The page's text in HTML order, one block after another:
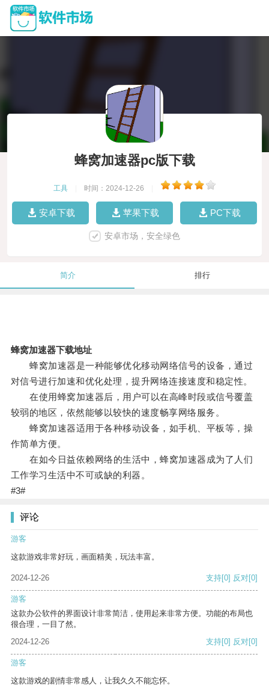
蜂窝加速器pc版下载
工具 时间：2024-12-26
安卓下载 苹果下载 PC下载
安卓市场，安全绿色
简介 排行
蜂窝加速器下载地址
蜂窝加速器是一种能够优化移动网络信号的设备，通过
对信号进行加速和优化处理，提升网络连接速度和稳定性。
在使用蜂窝加速器后，用户可以在高峰时段或信号覆盖
较弱的地区，依然能够以较快的速度畅享网络服务。
蜂窝加速器适用于各种移动设备，如手机、平板等，操
作简单方便。
在如今日益依赖网络的生活中，蜂窝加速器成为了人们
工作学习生活中不可或缺的利器。
#3#
评论
游客
这款游戏非常好玩，画面精美，玩法丰富。
2024-12-26 支持[0] 反对[0]
游客
这款办公软件的界面设计非常简洁，使用起来非常方便。功能的布局也
很合理，一目了然。
2024-12-26
支持[0] 反对[0]
游客
这款游戏的剧情非常感人，让我久久不能忘怀。